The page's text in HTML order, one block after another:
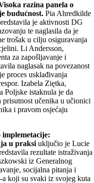
razina panela o
budućnost. Pia Ahredkilde
je aktivnosti DG
te naglasila da je
trošak u cilju osiguravanja
Li Andersson,
za zapošljavanje i
naglasak na povezanost
proces usklađivanja
Izabela Ziętka,
Poljske istaknula je da
učenika u učionici
i pravom osjećaju
implemetacije:
u praksiuključio je Lucie
rezultate istraživanja
iz Generalnog
socijalna pitanja i
koji su svaki iz svojeg kuta